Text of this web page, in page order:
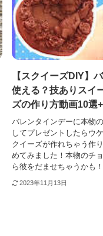
【スクイーズDIY】
使える？技ありスイ
ズの作り方動画10選
バレンタインデーに本物
してプレゼントしたらウ
クイーズが作れちゃう作
めてみました！本物のチ
ら彼をだませちゃうかも
2023年11月13日